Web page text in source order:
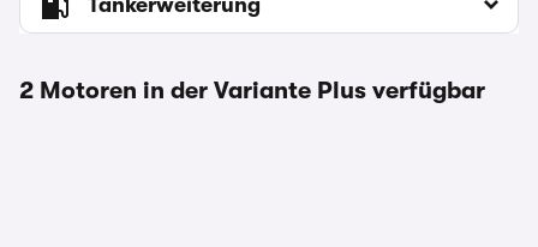
Tankerweiterung
2 Motoren in der Variante Plus verfügbar